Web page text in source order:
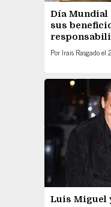
Día Mundial
sus
Por Irais Rasgadoel
Luis Miguel